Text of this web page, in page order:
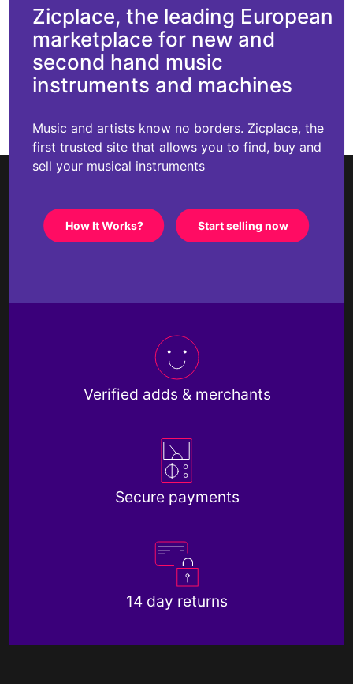
Zicplace, the leading European
marketplace for new and
second hand music
instruments and machines
Music and artists know no borders. Zicplace, the
first trusted site that allows you to find, buy and
sell your musical instruments
How It Works? Start selling now
Verified adds & merchants
Secure payments
14 day returns